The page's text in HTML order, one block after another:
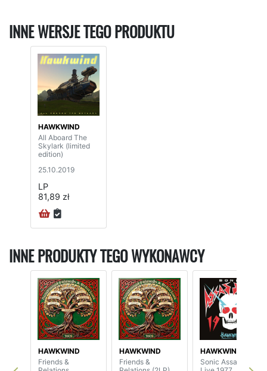
INNE WERSJE TEGO PRODUKTU
HAWKWIND
All Aboard The
Skylark (limited
edition)
25.10.2019
LP
81,89 zł
INNE PRODUKTY TEGO WYKONAWCY
HAWKWIND
Friends &
HAWKWIND
Friends &
HAWKWIND
Sonic Assassins -